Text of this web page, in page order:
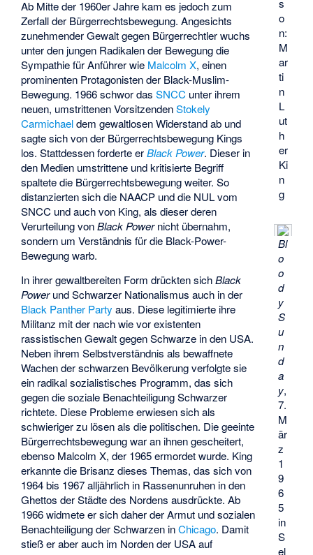
s
o
n:
M
ar
ti
n
L
ut
h
er
Ki
n
g
Bl
o
o
d
y
S
u
n
d
a
y,
7.
M
är
z
1
9
6
5
in
S
el
Ab Mitte der 1960er Jahre kam es jedoch zum
Zerfall der Bürgerrechtsbewegung. Angesichts
zunehmender Gewalt gegen Bürgerrechtler wuchs
unter den jungen Radikalen der Bewegung die
Sympathie für Anführer wie Malcolm X, einen
prominenten Protagonisten der Black-Muslim-
Bewegung. 1966 schwor dasSNCC unter ihrem
neuen, umstrittenen VorsitzendenStokely
Carmichaeldem gewaltlosen Widerstand ab und
sagte sich von der Bürgerrechtsbewegung Kings
los. Stattdessen forderte erBlack Power. Dieser in
den Medien umstrittene und kritisierte Begriff
spaltete die Bürgerrechtsbewegung weiter. So
distanzierten sich die NAACP und die NUL vom
SNCC und auch von King, als dieser deren
Verurteilung vonBlack Powernicht übernahm,
sondern um Verständnis für die Black-Power-
Bewegung warb.
In ihrer gewaltbereiten Form drückten sichBlack
Powerund Schwarzer Nationalismus auch in der
Black Panther Party aus. Diese legitimierte ihre
Militanz mit der nach wie vor existenten
rassistischen Gewalt gegen Schwarze in den USA.
Neben ihrem Selbstverständnis als bewaffnete
Wachen der schwarzen Bevölkerung verfolgte sie
ein radikal sozialistisches Programm, das sich
gegen die soziale Benachteiligung Schwarzer
richtete. Diese Probleme erwiesen sich als
schwieriger zu lösen als die politischen. Die geeinte
Bürgerrechtsbewegung war an ihnen gescheitert,
ebenso Malcolm X, der 1965 ermordet wurde. King
erkannte die Brisanz dieses Themas, das sich von
1964 bis 1967 alljährlich in Rassenunruhen in den
Ghettos der Städte des Nordens ausdrückte. Ab
1966 widmete er sich daher der Armut und sozialen
Benachteiligung der Schwarzen inChicago. Damit
stieß er aber auch im Norden der USA auf